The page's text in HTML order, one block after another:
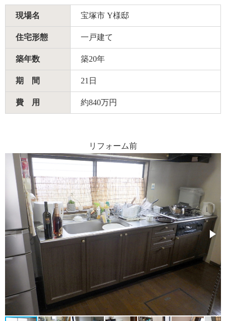
現場名 宝塚市 Y様邸
住宅形態 一戸建て
築年数 築20年
期 間 21日
費 用 約840万円
リフォーム前